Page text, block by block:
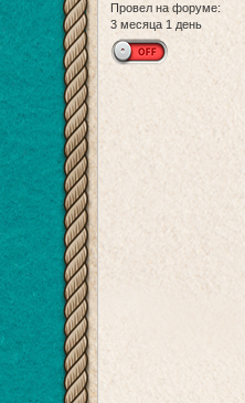
Провел на форуме:
3 месяца 1 день